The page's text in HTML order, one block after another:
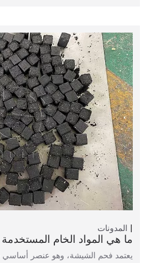
المدونات
ما هي المواد الخام
يعتمد فحم الشيشة، وهو عنصر